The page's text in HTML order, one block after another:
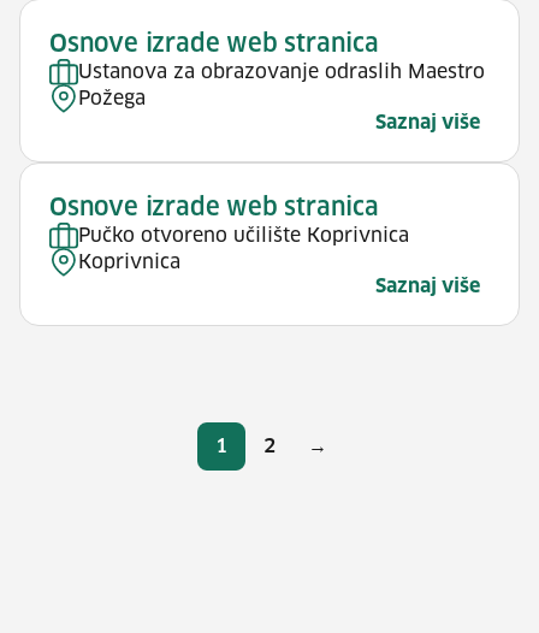
Osnove izrade web stranica
Ustanova za obrazovanje odraslih Maestro
Požega
Saznaj više
Osnove izrade web stranica
Pučko otvoreno učilište Koprivnica
Koprivnica
Saznaj više
Brojevi stranica
Stranica
1 Stranica
2 →